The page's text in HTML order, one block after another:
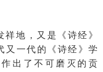
地，又是《诗经》
又一代的《诗经》学
出了不可磨灭的贡